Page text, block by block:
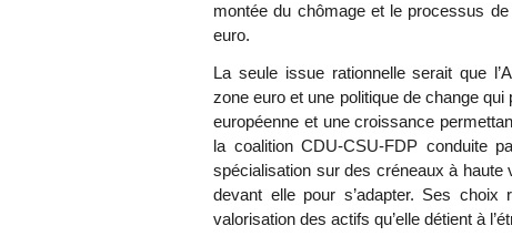
montée du chômage et le processus
euro.
La seule issue rationnelle serait que
zone euro et une politique de change
européenne et une croissance
la coalition CDU-CSU-FDP conduite
spécialisation sur des créneaux à haute
devant elle pour s’adapter. Ses
valorisation des actifs qu’elle détient à